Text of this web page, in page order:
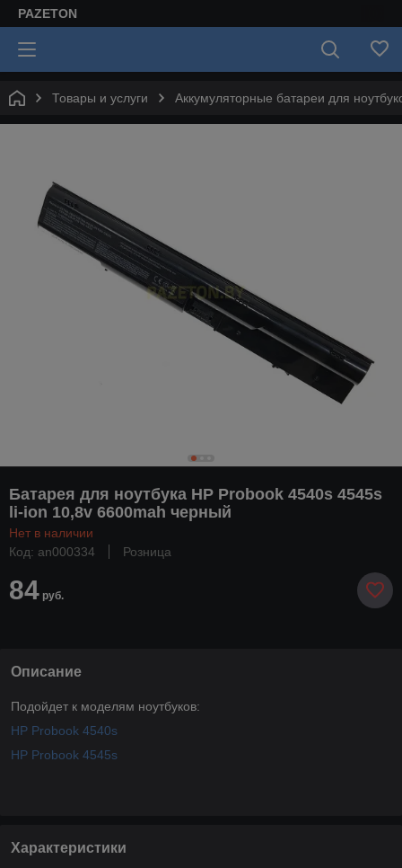
PAZETON
Товары и услуги Аккумуляторные батареи для
Батарея для ноутбука HP Probook 4540s 4545s
li-ion 10,8v 6600mah черный
Нет в наличии
Код: an000334
Розница
84 руб.
Описание
Подойдет к моделям ноутбуков:
HP Probook 4540s
HP Probook 4545s
Характеристики